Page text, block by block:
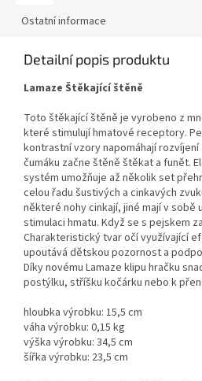
Ostatní informace
Detailní popis produktu
Lamaze Štěkající štěně
Toto štěkající štěně je vyrobeno z
které stimulují hmatové receptory.
kontrastní vzory napomáhají rozvíjení
čumáku začne štěně štěkat a funět.
systém umožňuje až několik set
celou řadu šustivých a cinkavých
některé nohy cinkají, jiné mají v sobě
stimulaci hmatu. Když se s pejskem
Charakteristický tvar očí využívající
upoutává dětskou pozornost a
Díky novému Lamaze klipu hračku
postýlku, stříšku kočárku nebo k
hloubka výrobku: 15,5 cm
váha výrobku: 0,15 kg
výška výrobku: 34,5 cm
šířka výrobku: 23,5 cm